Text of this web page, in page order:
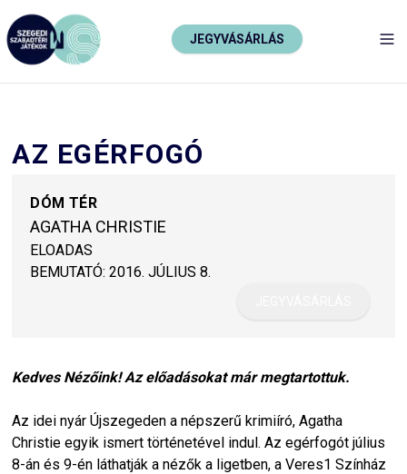
JEGYVÁSÁRLÁS
AZ EGÉRFOGÓ
DÓM TÉR
AGATHA CHRISTIE
ELOADAS
BEMUTATÓ: 2016. JÚLIUS 8.
Kedves Nézőink! Az előadásokat már megtartottuk.
Az idei nyár Újszegeden a népszerű krimiíró, Agatha
Christie egyik ismert történetével indul. Az egérfogót július
8-án és 9-én láthatják a nézők a ligetben, a Veres1 Színház